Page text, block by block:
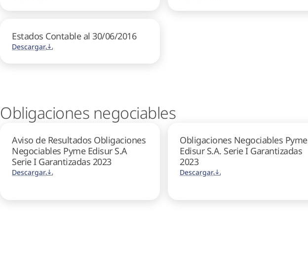
Estados Contable al 30/06/2016
Descargar
Obligaciones negociables
Aviso de Resultados Obligaciones
Negociables Pyme Edisur S.A
Serie I Garantizadas 2023
Descargar
Obligaciones Negociables Pyme
Edisur S.A. Serie I Garantizadas
2023
Descargar